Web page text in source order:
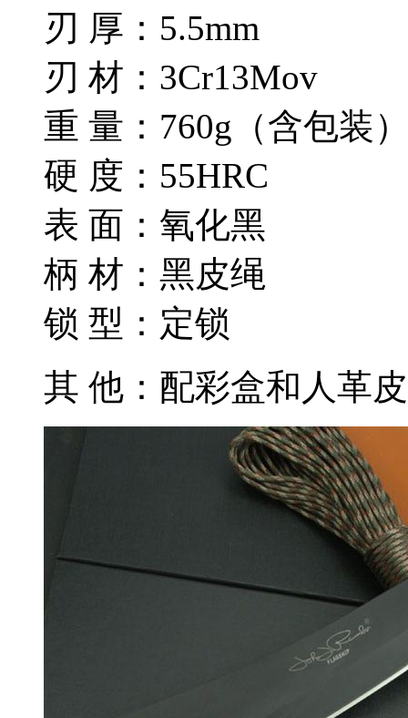
刃 厚：5.5mm
刃 材：3Cr13Mov
重 量：760g（含包装
硬 度：55HRC
表 面：氧化黑
柄 材：黑皮绳
锁 型：定锁
其 他：配彩盒和人革